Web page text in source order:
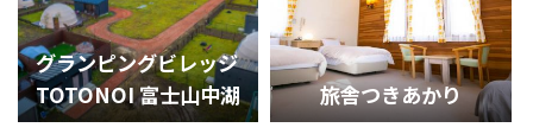
グランピングビレッジ
TOTONOI 富士山中湖
旅舎つきあかり